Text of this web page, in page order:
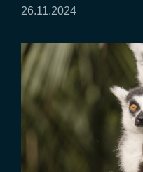
26.11.2024